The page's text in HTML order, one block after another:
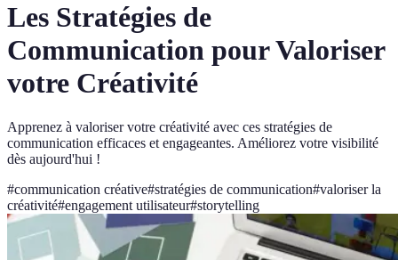
Les Stratégies de
Communication pour Valoriser
votre Créativité
Apprenez à valoriser votre créativité avec ces stratégies de
communication efficaces et engageantes. Améliorez votre visibilité
dès aujourd'hui !
#communication créative#stratégies de communication#valoriser la
créativité#engagement utilisateur#storytelling